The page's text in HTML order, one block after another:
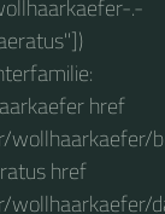
.-
href
wollhaarkaefer/
href
wollhaarkaefer/